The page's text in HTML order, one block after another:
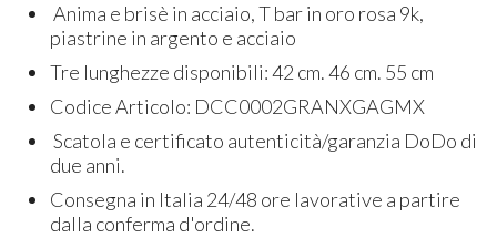
Anima e brisè in acciaio, T bar in oro rosa 9k,
piastrine in argento e acciaio
Tre lunghezze disponibili: 42 cm. 46 cm. 55 cm
Codice Articolo: DCC0002GRANXGAGMX
Scatola e certificato autenticità/garanzia DoDo di
due anni.
Consegna in Italia 24/48 ore lavorative a partire
dalla conferma d'ordine.